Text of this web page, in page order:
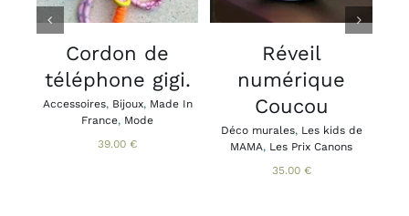
PLUSIEURS
VARIATIONS.
LES
OPTIONS
PEUVENT
ÊTRE
CHOISIES
Cordon de
téléphone gigi.
Accessoires, Bijoux, Made In
France, Mode
39.00 €
Réveil
numérique
Coucou
Déco murales, Les kids de
MAMA, Les Prix Canons
35.00 €